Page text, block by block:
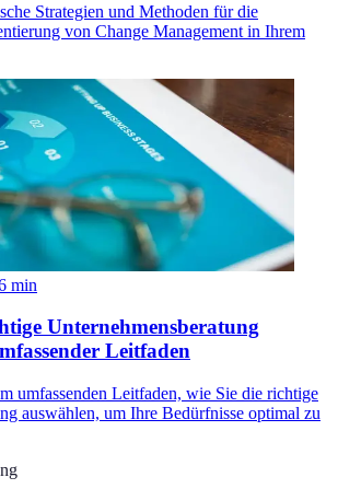
Strategien und Methoden für die
von Change Management in Ihrem
min
Unternehmensberatung
Leitfaden
umfassenden Leitfaden, wie Sie die richtige
auswählen, um Ihre Bedürfnisse optimal zu